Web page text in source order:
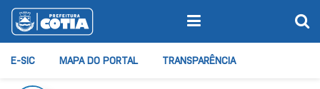
E-SIC MAPA DO PORTAL TRANSPARÊNCIA